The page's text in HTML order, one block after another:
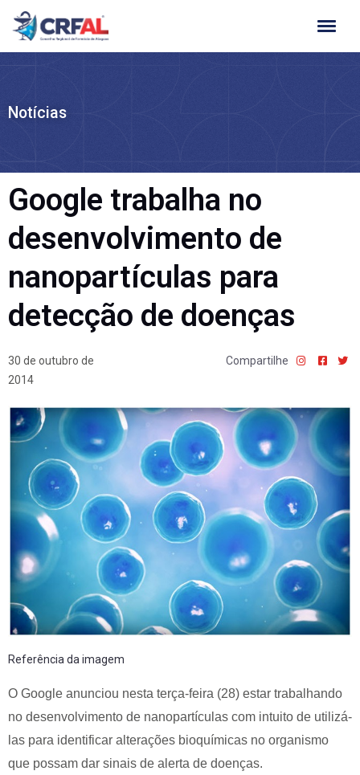
Ir
para
Notícias
Google trabalha no
desenvolvimento de
nanopartículas para
detecção de doenças
30 de outubro de
2014
Compartilhe
Referência da imagem
O Google anunciou nesta terça-feira (28) estar trabalhando
no desenvolvimento de nanopartículas com intuito de utilizá-
las para identificar alterações bioquímicas no organismo
que possam dar sinais de alerta de doenças.